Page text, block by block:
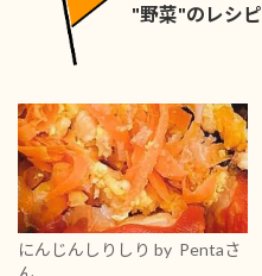
"野菜"のレシピ
にんじんしりしり by Pentaさ